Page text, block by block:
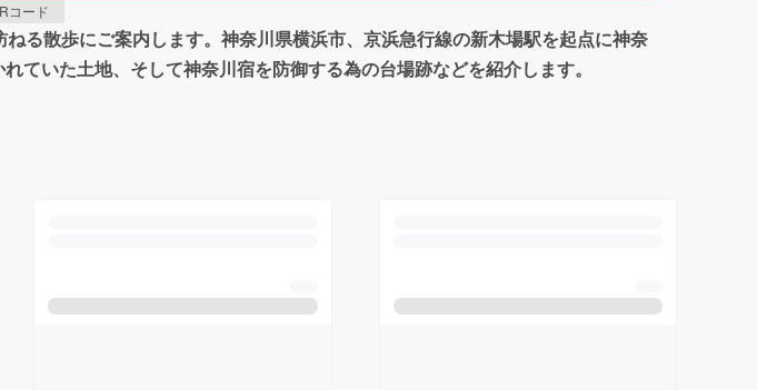
コード
る散歩にご案内します。神奈川県横浜市、京浜急行線の新木場駅を起点に神奈
ていた土地、そして神奈川宿を防御する為の台場跡などを紹介します。